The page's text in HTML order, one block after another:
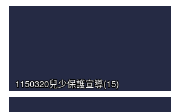
1150320兒少保護宣導(15)